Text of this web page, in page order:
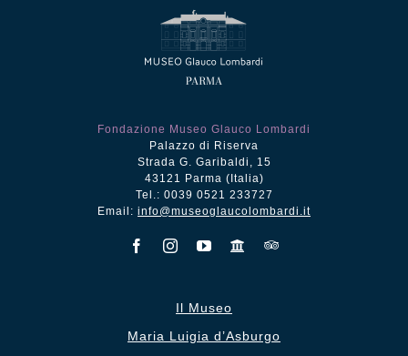
Fondazione Museo Glauco Lombardi
Palazzo di Riserva
Strada G. Garibaldi, 15
43121 Parma (Italia)
Tel.: 0039 0521 233727
Email: info@museoglaucolombardi.it
Il Museo
Maria Luigia d’Asburgo